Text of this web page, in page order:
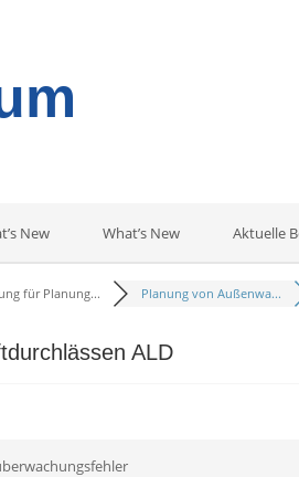
New What’s New Aktuelle
für Planung... Planung von Außenwa...
ALD